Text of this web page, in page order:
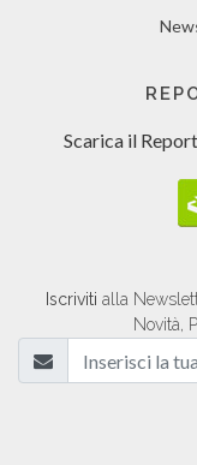
Scarica il
Iscriviti alla
Novità,